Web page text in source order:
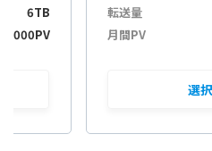
6TB
転送量
月間PV
選択